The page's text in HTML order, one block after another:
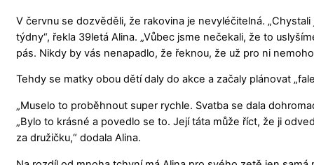
V červnu se dozvěděli, že rakovina je nevyléčitelná.
týdny“, řekla 39letá Alina. „Vůbec jsme nečekali, že to
pás. Nikdy by vás nenapadlo, že řeknou, že už pro ni
Tehdy se matky obou dětí daly do akce a začaly plánovat
„Muselo to proběhnout super rychle. Svatba se dala
„Bylo to krásné a povedlo se to. Její táta může říct, že ji
za družičku,“ dodala Alina.